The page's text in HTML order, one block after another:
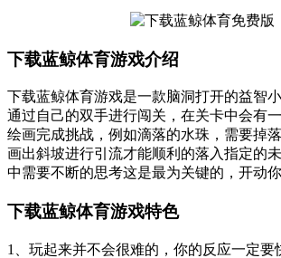
下载蓝鲸体育游戏介绍
下载蓝鲸体育游戏是一款脑洞打开的益智
通过自己的双手进行闯关，在关卡中会有
绘画完成挑战，例如滴落的水珠，需要掉
画出斜坡进行引流才能顺利的落入指定的
中需要不断的思考这是最为关键的，开动你
下载蓝鲸体育游戏特色
1、玩起来并不会很难的，你的反应一定要